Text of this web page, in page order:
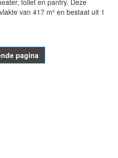
toilet en pantry. Deze
van 417 m² en bestaat uit 1
pagina